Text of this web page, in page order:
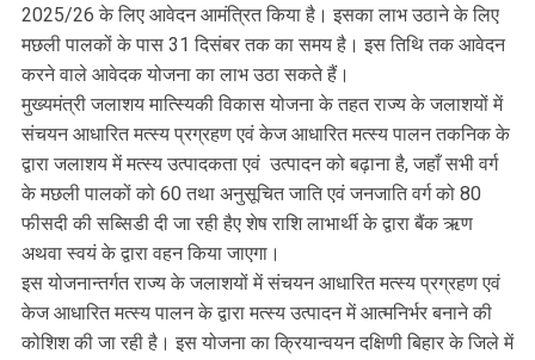
2025/26 के लिए आवेदन आमंत्रित किया है। इसका लाभ उठाने के लिए
मछली पालकों के पास 31 दिसंबर तक का समय है। इस तिथि तक आवेदन
करने वाले आवेदक योजना का लाभ उठा सकते हैं।
मुख्यमंत्री जलाशय मात्स्यिकी विकास योजना के तहत राज्य के जलाशयों में
संचयन आधारित मत्स्य प्रग्रहण एवं केज आधारित मत्स्य पालन तकनिक के
द्वारा जलाशय में मत्स्य उत्पादकता एवं उत्पादन को बढ़ाना है, जहाँ सभी वर्ग
के मछली पालकों को 60 तथा अनुसूचित जाति एवं जनजाति वर्ग को 80
फीसदी की सब्सिडी दी जा रही हैए शेष राशि लाभार्थी के द्वारा बैंक ऋण
अथवा स्वयं के द्वारा वहन किया जाएगा।
इस योजनान्तर्गत राज्य के जलाशयों में संचयन आधारित मत्स्य प्रग्रहण एवं
केज आधारित मत्स्य पालन के द्वारा मत्स्य उत्पादन में आत्मनिर्भर बनाने की
कोशिश की जा रही है। इस योजना का क्रियान्वयन दक्षिणी बिहार के जिले में